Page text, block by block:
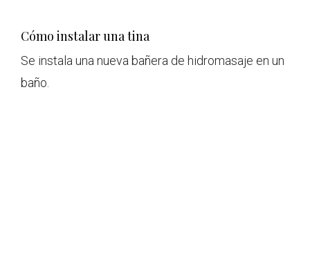
Cómo instalar una tina
Se instala una nueva bañera de hidromasaje en un
baño.